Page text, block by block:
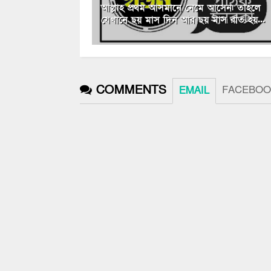
আল্লাহ প্রথম আসমানে নেমে আসেন৷ তাহলে
যেখানে ছয় মাস দিন আর ছয় মাস রাত হয়...
COMMENTS EMAIL